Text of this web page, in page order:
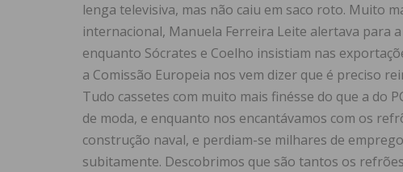
lenga televisiva, mas não caiu em saco roto. Muito
internacional, Manuela Ferreira Leite alertava para
enquanto Sócrates e Coelho insistiam nas
a Comissão Europeia nos vem dizer que é preciso
Tudo cassetes com muito mais finésse do que a do
de moda, e enquanto nos encantávamos com os
construção naval, e perdiam-se milhares de
subitamente. Descobrimos que são tantos os